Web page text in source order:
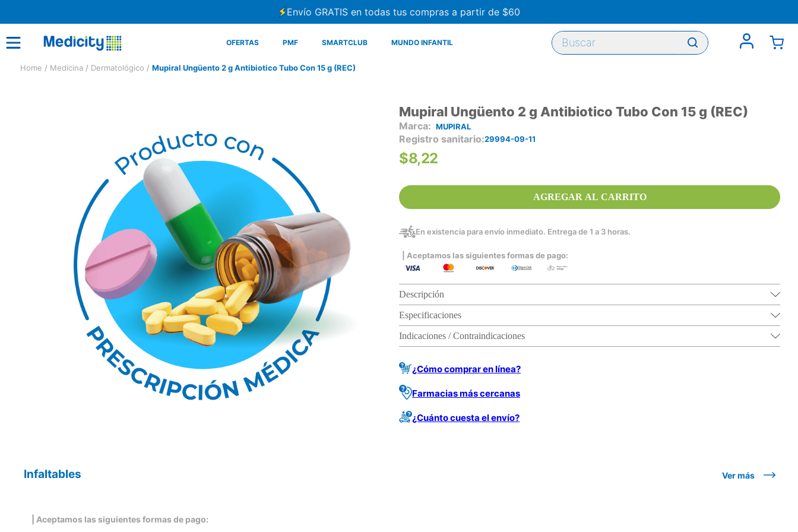
Envío GRATIS en todas tus compras a partir de $60
OFERTAS PMF SMARTCLUB MUNDO INFANTIL
Buscar
Medicina Dermatológico Mupiral Ungüento 2 g Antibiotico Tubo Con 15 g (REC)
Mupiral Ungüento 2 g Antibiotico Tubo Con 15 g (REC)
MUPIRAL
Registro sanitario 29994-09-11
$8,22
AGREGAR AL CARRITO
En existencia para envío inmediato. Entrega de 1 a 3 horas.
| Aceptamos las siguientes formas de pago:
Descripción
Especificaciones
Indicaciones / Contraindicaciones
¿Cómo comprar en línea?
Farmacias más cercanas
¿Cuánto cuesta el envío?
Infaltables Ver más
| Aceptamos las siguientes formas de pago: